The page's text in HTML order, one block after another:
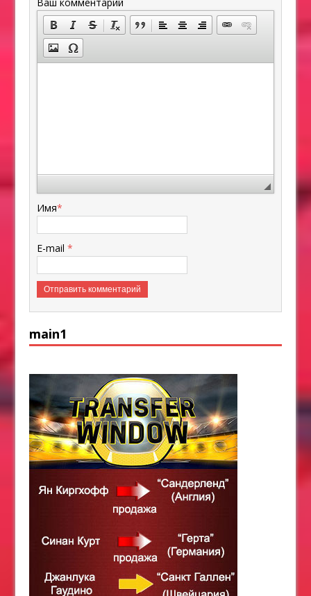
Имя*
E-mail*
main1